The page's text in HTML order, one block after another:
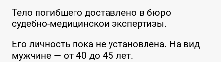
Тело погибшего доставлено в бюро
судебно-медицинской экспертизы.
Его личность пока не установлена. На вид
мужчине — от 40 до 45 лет.